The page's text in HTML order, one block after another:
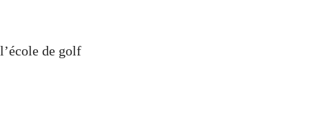
de golf